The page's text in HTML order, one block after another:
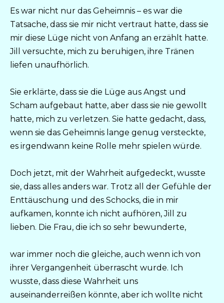
Es war nicht nur das Geheimnis – es war die
Tatsache, dass sie mir nicht vertraut hatte, dass sie
mir diese Lüge nicht von Anfang an erzählt hatte.
Jill versuchte, mich zu beruhigen, ihre Tränen
liefen unaufhörlich.
Sie erklärte, dass sie die Lüge aus Angst und
Scham aufgebaut hatte, aber dass sie nie gewollt
hatte, mich zu verletzen. Sie hatte gedacht, dass,
wenn sie das Geheimnis lange genug versteckte,
es irgendwann keine Rolle mehr spielen würde.
Doch jetzt, mit der Wahrheit aufgedeckt, wusste
sie, dass alles anders war. Trotz all der Gefühle der
Enttäuschung und des Schocks, die in mir
aufkamen, konnte ich nicht aufhören, Jill zu
lieben. Die Frau, die ich so sehr bewunderte,
war immer noch die gleiche, auch wenn ich von
ihrer Vergangenheit überrascht wurde. Ich
wusste, dass diese Wahrheit uns
auseinanderreißen könnte, aber ich wollte nicht